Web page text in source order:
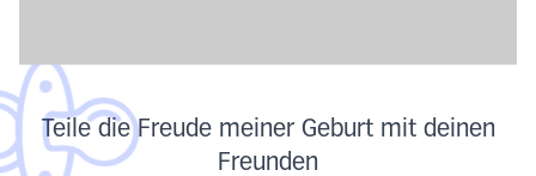
Teile die Freude meiner Geburt mit deinen
Freunden